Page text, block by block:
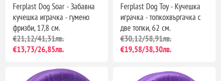
Ferplast Dog Soar - Забавна
кучешка играчка - гумено
фризби, 17,8 см.
€21,12/41,31лв.
€13,73/26,85лв.
Ferplast Dog Toy - Кучешка
играчка - топкохвъргачка с
две топки, 62 см.
€30,12/58,91лв.
€19,58/38,30лв.